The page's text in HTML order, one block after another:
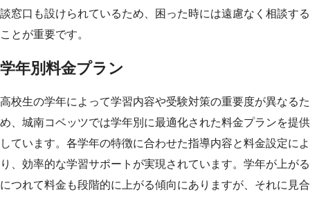
談窓口も設けられているため、困った時には遠慮なく相談する
ことが重要です。
学年別料金プラン
高校生の学年によって学習内容や受験対策の重要度が異なるた
め、城南コベッツでは学年別に最適化された料金プランを提供
しています。各学年の特徴に合わせた指導内容と料金設定によ
り、効率的な学習サポートが実現されています。学年が上がる
につれて料金も段階的に上がる傾向にありますが、それに見合